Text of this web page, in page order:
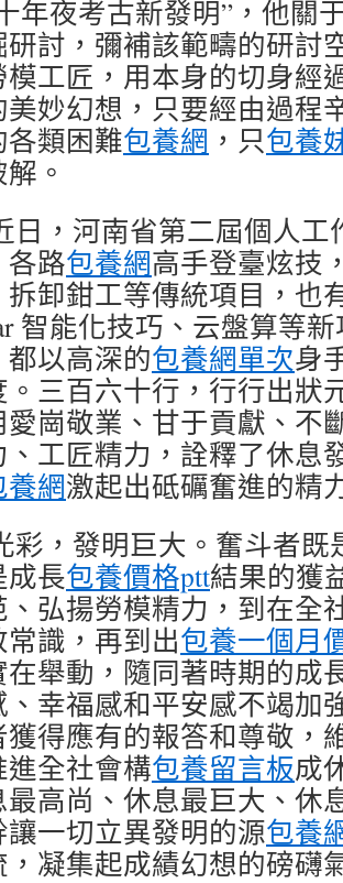
年夜考古新發明”，他關
研討，彌補該範疇的研討
模工匠，用本身的切身經
美妙幻想，只要經由過程
類困難包養網 ，只包養
。
日，河南省第二屆個人工
各路包養網高手登臺炫技
拆卸鉗工等傳統項目，也
智能化技巧、云盤算等
以高深的包養網單次身
。三百六十行，行行出狀
愛崗敬業、甘于貢獻、不
工匠精力，詮釋了休息
網激起出砥礪奮進的精
彩，發明巨大。奮斗者既
成長包養價格ptt結果的獲
弘揚勞模精力，到在全
識，再到出包養一個月
在舉動，隨同著時期的成
、幸福感和平安感不竭加
獲得應有的報答和尊敬，
全社會構包養留言板成
最高尚、休息最巨大、休
讓一切立異發明的源包養
，凝集起成績幻想的磅礴